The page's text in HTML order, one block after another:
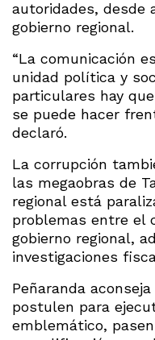
autoridades,
gobierno regional.
“La comunicación
unidad política y
particulares hay
se puede hacer
declaró.
La corrupción
las megaobras de
regional está
problemas entre el
gobierno regional,
investigaciones
Peñaranda
postulen para
emblemático,